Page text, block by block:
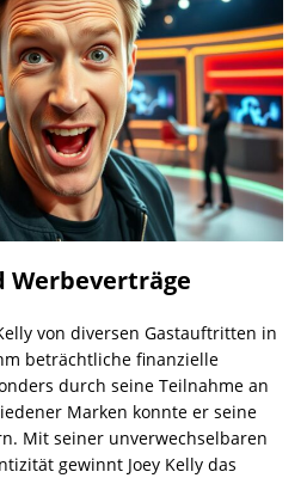
von diversen Gastauftritten in
beträchtliche finanzielle
durch seine Teilnahme an
Marken konnte er seine
Mit seiner unverwechselbaren
gewinnt Joey Kelly das